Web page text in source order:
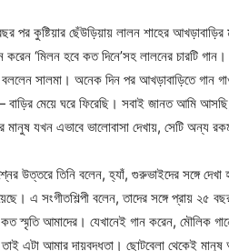
পর কুষ্টিয়ার ছেঁউড়িয়ায় লালন শাহের
করেন ‘মিলন হবে কত দিনে’সহ লালনের চারটি
সালমা। অনেক দিন পর আখড়াবাড়িতে গান
মেয়ে ঘরে ফিরেছি। সবাই জানত আমি
মানুষ যখন এভাবে ভালোবাসা দেখায়, সেটি অন্য
উত্তরে তিনি বলেন, হ্যাঁ, গুরুভাইদের সঙ্গে
এ সংগীতশিল্পী বলেন, তাদের সঙ্গে প্রায় ২৫
স্মৃতি আমাদের। যেখানেই গান করেন, মৌলিক
এটা আমার দায়বদ্ধতা। ছোটবেলা থেকেই মানুষ